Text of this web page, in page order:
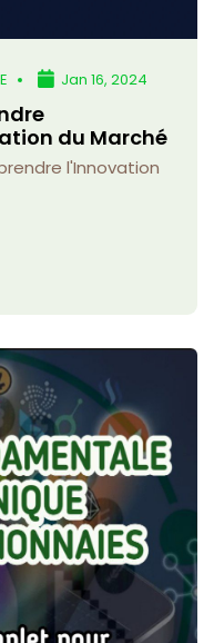
Jan 16, 2024
du Marché
l'Innovation